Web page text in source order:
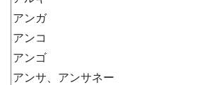
アンガ
アンコ
アンゴ
アンサ、アンサネー